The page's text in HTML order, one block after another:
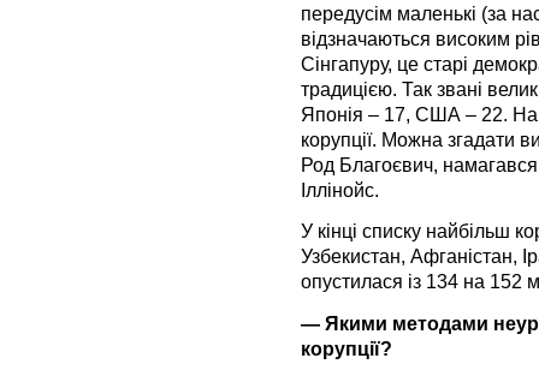
передусім маленькі (за
відзначаються високим
Сінгапуру, це старі
традицією. Так звані
Японія – 17, США – 22.
корупції. Можна згадати
Род Благоєвич,
Іллінойс.
У кінці списку найбільш
Узбекистан, Афганістан,
опустилася із 134 на 152
— Якими методами
корупції?